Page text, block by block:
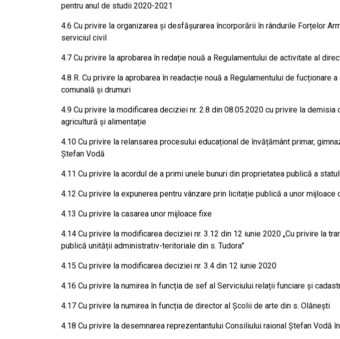
pentru anul de studii 2020-2021
4.6 Cu privire la organizarea și desfășurarea încorporării în rândurile Forțelor
serviciul civil
4.7 Cu privire la aprobarea în redație nouă a Regulamentului de activitate al
4.8 R. Cu privire la aprobarea în readacție nouă a Regulamentului de fucționare
comunală și drumuri
4.9 Cu privire la modificarea deciziei nr. 2.8 din 08.05.2020 cu privire la
agricultură și alimentație
4.10 Cu privire la relansarea procesului educațional de învățământ primar,
Ștefan Vodă
4.11 Cu privire la acordul de a primi unele bunuri din proprietatea publică a
4.12 Cu privire la expunerea pentru vânzare prin licitație publică a unor mijloace
4.13 Cu privire la casarea unor mijloace fixe
4.14 Cu privire la modificarea deciziei nr. 3.12 din 12 iunie 2020 „Cu privire la
publică unității administrativ-teritoriale din s. Tudora”
4.15 Cu privire la modificarea deciziei nr. 3.4 din 12 iunie 2020
4.16 Cu privire la numirea în funcția de sef al Serviciului relații funciare și
4.17 Cu privire la numirea în funcția de director al Școlii de arte din s. Olănești
4.18 Cu privire la desemnarea reprezentantului Consiliului raional Ștefan Vodă